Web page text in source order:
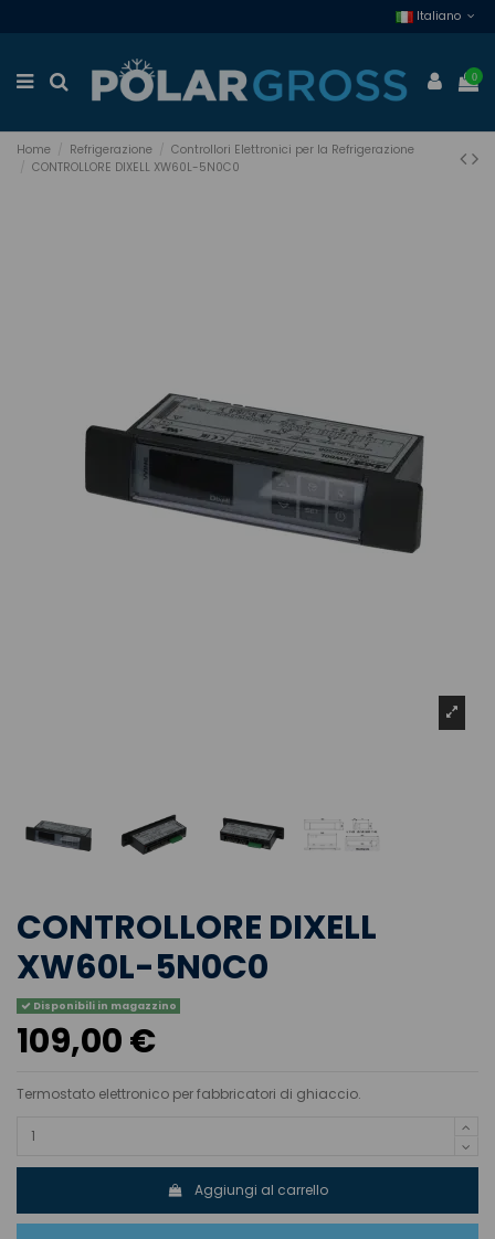
Italiano
0
Home Refrigerazione
Controllori Elettronici per la Refrigerazione
CONTROLLORE DIXELL XW60L-5N0C0
CONTROLLORE DIXELL
XW60L-5N0C0
Disponibili in magazzino
109,00 €
Termostato elettronico per fabbricatori di ghiaccio.
Aggiungi al carrello